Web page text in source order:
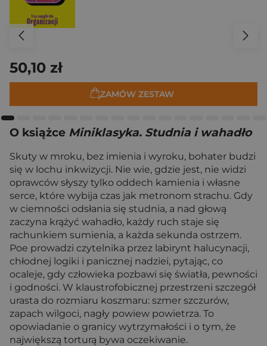
50,10 zł
ZAMÓW ZESTAW
O książce Miniklasyka. Studnia i wahadło
Skuty w mroku, bez imienia i wyroku, bohater budzi
się w lochu inkwizycji. Nie wie, gdzie jest, nie widzi
oprawców słyszy tylko oddech kamienia i własne
serce, które wybija czas jak metronom strachu. Gdy
w ciemności odsłania się studnia, a nad głową
zaczyna krążyć wahadło, każdy ruch staje się
rachunkiem sumienia, a każda sekunda ostrzem.
Poe prowadzi czytelnika przez labirynt halucynacji,
chłodnej logiki i panicznej nadziei, pytając, co
ocaleje, gdy człowieka pozbawi się światła, pewności
i godności. W klaustrofobicznej przestrzeni szczegół
urasta do rozmiaru koszmaru: szmer szczurów,
zapach wilgoci, nagły powiew powietrza. To
opowiadanie o granicy wytrzymałości i o tym, że
największą torturą bywa oczekiwanie.